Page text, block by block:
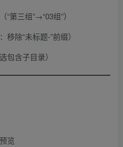
第三组”→“03组”）
除“未标题-”前缀）
包含子目录）
览